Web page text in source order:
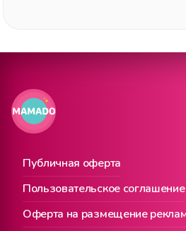
Публичная оферта
Пользовательское соглашение
Оферта на размещение